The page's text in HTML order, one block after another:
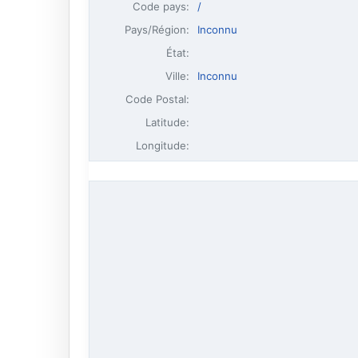
Code pays:
/
Pays/Région:
Inconnu
État:
Ville:
Inconnu
Code Postal:
Latitude:
Longitude: